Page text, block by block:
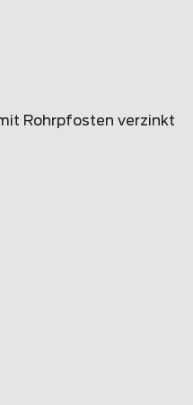
Rohrpfosten verzinkt